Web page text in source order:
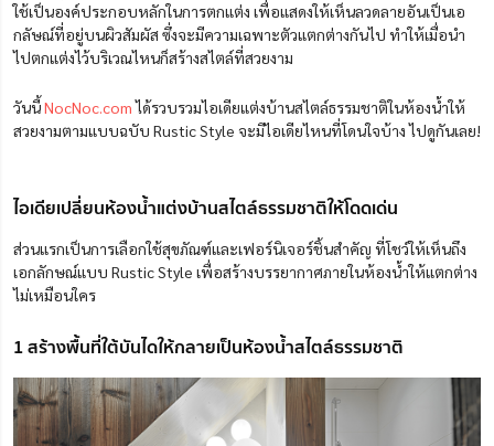
ใช้เป็นองค์ประกอบหลักในการตกแต่ง เพื่อแสดงให้เห็นลวดลายอันเป็นเอ
กลัษณ์ที่อยู่บนผิวสัมผัส ซึ่งจะมีความเฉพาะตัวแตกต่างกันไป ทำให้เมื่อนำ
ไปตกแต่งไว้บริเวณไหนก็สร้างสไตล์ที่สวยงาม
วันนี้NocNoc.comได้รวบรวมไอเดียแต่งบ้านสไตล์ธรรมชาติในห้องน้ำให้
สวยงามตามแบบฉบับ Rustic Style จะมีไอเดียไหนที่โดนใจบ้าง ไปดูกันเลย!
ไอเดียเปลี่ยนห้องน้ำแต่งบ้านสไตล์ธรรมชาติให้โดดเด่น
ส่วนแรกเป็นการเลือกใช้สุขภัณฑ์และเฟอร์นิเจอร์ชิ้นสำคัญ ที่โชว์ให้เห็นถึง
เอกลักษณ์แบบ Rustic Style เพื่อสร้างบรรยากาศภายในห้องน้ำให้แตกต่าง
ไม่เหมือนใคร
1 สร้างพื้นที่ใต้บันไดให้กลายเป็นห้องน้ำสไตล์ธรรมชาติ